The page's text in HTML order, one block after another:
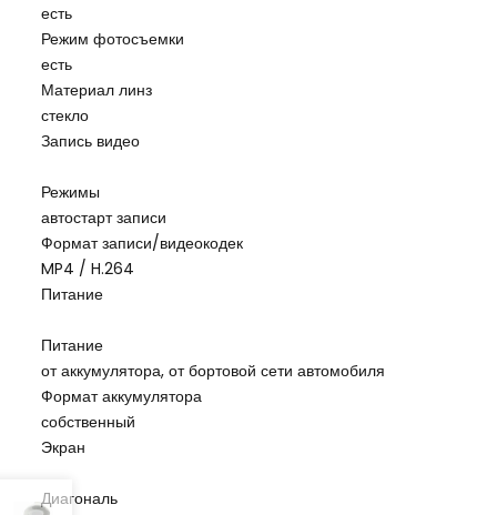
есть
Режим фотосъемки
есть
Материал линз
стекло
Запись видео
Режимы
автостарт записи
Формат записи/видеокодек
MP4 / H.264
Питание
Питание
от аккумулятора, от бортовой сети автомобиля
Формат аккумулятора
собственный
Экран
Диагональ